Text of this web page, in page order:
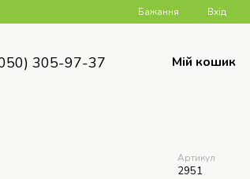
Бажання Вхід
305-97-37 Мій кошик
Артикул
2951